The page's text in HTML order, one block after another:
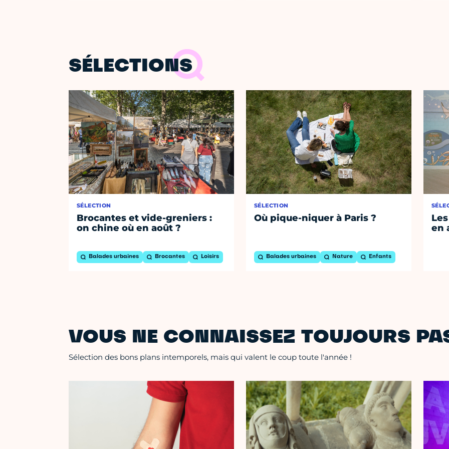
SÉLECTIONS
SÉLECTION
Brocantes et vide-greniers :
on chine où en août ?
Balades urbaines Brocantes Loisirs
SÉLECTION
Où pique-niquer à Paris ?
Balades urbaines Nature Enfants
en
VOUS NE CONNAISSEZ TOUJOURS
Sélection des bons plans intemporels, mais qui valent le coup toute l'année !